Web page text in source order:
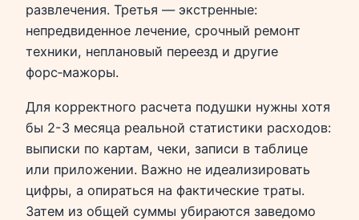
развлечения. Третья — экстренные:
непредвиденное лечение, срочный ремонт
техники, неплановый переезд и другие
форс‑мажоры.
Для корректного расчета подушки нужны хотя
бы 2-3 месяца реальной статистики расходов:
выписки по картам, чеки, записи в таблице
или приложении. Важно не идеализировать
цифры, а опираться на фактические траты.
Затем из общей суммы убираются заведомо